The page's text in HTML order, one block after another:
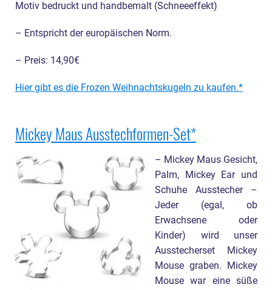
Motiv bedruckt und handbemalt (Schneeeffekt)
– Entspricht der europäischen Norm.
– Preis: 14,90€
Hier gibt es die Frozen Weihnachtskugeln zu kaufen.
Mickey Maus Ausstechformen-Set
– Mickey Maus Gesicht,
Palm, Mickey Ear und
Schuhe Ausstecher –
Jeder (egal, ob
Erwachsene oder
Kinder) wird unser
Ausstecherset Mickey
Mouse graben. Mickey
Mouse war eine süße